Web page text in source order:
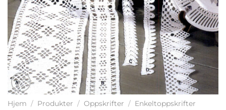
Hjem / Produkter / Oppskrifter / Enkeltoppskrifter